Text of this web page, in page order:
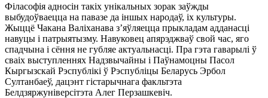
Філасофія адносін такіх унікальных зорак заўжды
выбудоўваецца на павазе да іншых народаў, іх культуры.
Жыццё Чакана Валіханава з’яўляецца прыкладам адданасці
навуцы і патрыятызму. Навуковец апярэджваў свой час, яго
спадчына і сёння не губляе актуальнасці. Пра гэта гаварылі ў
сваіх выступленнях Надзвычайны і Паўнамоцны Пасол
Кыргызскай Рэспублікі ў Рэспубліцы Беларусь Эрбол
Султанбаеў, дацэнт гістарычнага факльтэта
Белдзяржуніверсітэта Алег Перзашкевіч.